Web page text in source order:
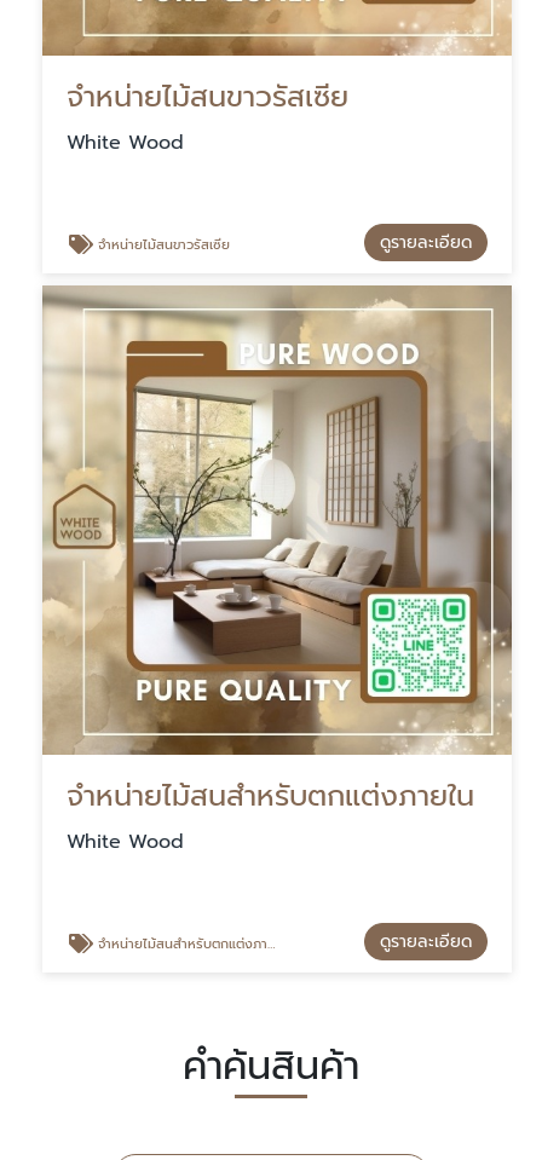
จำหน่ายไม้สนขาวรัสเซีย
White Wood
จำหน่ายไม้สนขาวรัสเซีย ดูรายละเอียด
จำหน่ายไม้สนสำหรับตกแต่งภายใน
White Wood
จำหน่ายไม้สนสำหรับตกแต่งภายใน ดูรายละเอียด
คำค้นสินค้า